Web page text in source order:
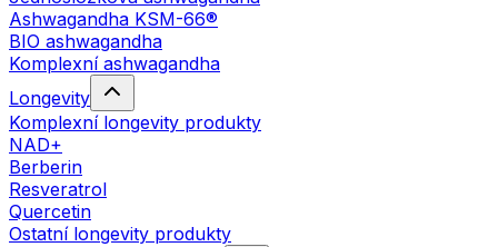
Ashwagandha KSM-66®
BIO ashwagandha
Komplexní ashwagandha
Longevity
Komplexní longevity produkty
NAD+
Berberin
Resveratrol
Quercetin
Ostatní longevity produkty